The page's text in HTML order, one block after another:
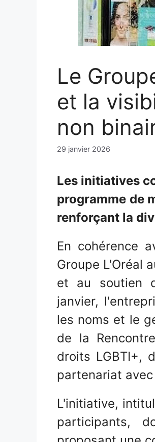
Le
et la
non
29 janvier 2026
Les initiatives
programme de
renforçant la
En cohérence
Groupe L'Oréal
et au soutien
janvier,
les noms et le
de la
droits LGBTI+,
partenariat
L'initiative,
participants,